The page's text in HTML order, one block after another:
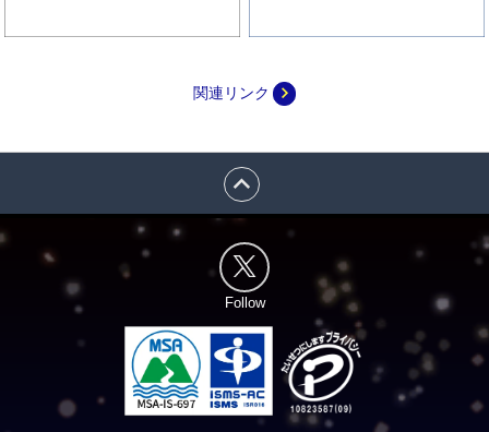
関連リンク navigate_next
expand_less
Follow